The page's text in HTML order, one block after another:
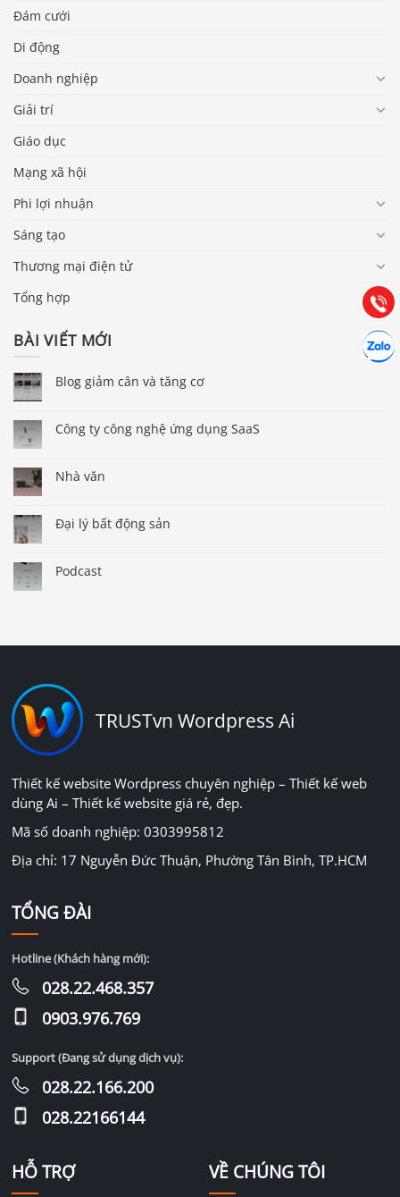
Đám cưới
Di động
Doanh nghiệp
Giải trí
Giáo dục
Mạng xã hội
Phi lợi nhuận
Sáng tạo
Thương mại điện tử
Tổng hợp
BÀI VIẾT MỚI
Blog giảm cân và tăng cơ
Công ty công nghệ ứng dụng SaaS
Nhà văn
Đại lý bất động sản
Podcast
TRUSTvn Wordpress Ai
Thiết kế website Wordpress chuyên nghiệp – Thiết kế web
dùng Ai – Thiết kế website giá rẻ, đẹp.
Mã số doanh nghiệp: 0303995812
Địa chỉ: 17 Nguyễn Đức Thuận, Phường Tân Bình, TP.HCM
HỖ TRỢ VỀ CHÚNG TÔI
TỔNG ĐÀI
Hotline (Khách hàng mới):
028.22.468.357
0903.976.769
Support (Đang sử dụng dịch vụ):
028.22.166.200
028.22166144
Gọi
Hướng dẫn & Hỗ trợ:
(028) 22.166.144
Chát